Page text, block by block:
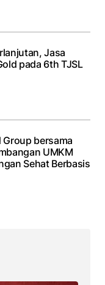
Jasa
pada 6th TJSL
Group bersama
UMKM
Sehat Berbasis